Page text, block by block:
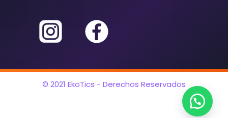
© 2021 EkoTics - Derechos Reservados